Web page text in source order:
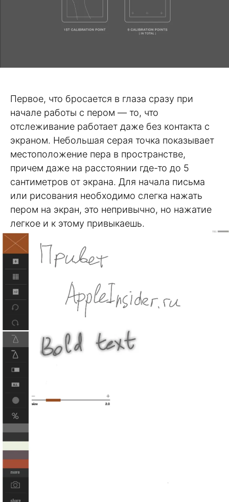
Первое, что бросается в глаза сразу при
начале работы с пером — то, что
отслеживание работает даже без контакта с
экраном. Небольшая серая точка показывает
местоположение пера в пространстве,
причем даже на расстоянии где-то до 5
сантиметров от экрана. Для начала письма
или рисования необходимо слегка нажать
пером на экран, это непривычно, но нажатие
легкое и к этому привыкаешь.